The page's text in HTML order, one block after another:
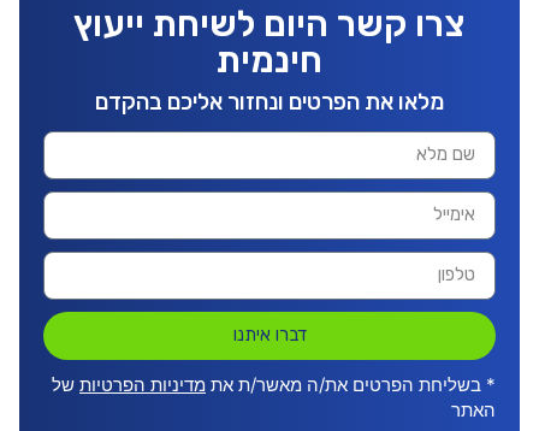
צרו קשר היום לשיחת ייעוץ
חינמית
מלאו את הפרטים ונחזור אליכם בהקדם
דברו איתנו
* בשליחת הפרטים את/ה מאשר/ת את מדיניות הפרטיות של
האתר